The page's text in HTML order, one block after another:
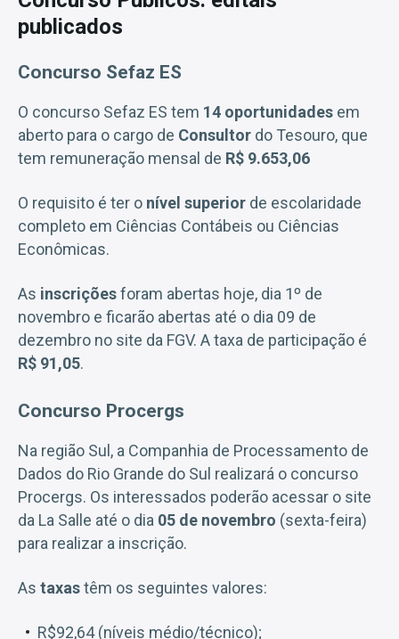
publicados
Concurso Sefaz ES
O concurso Sefaz ES tem 14 oportunidades em
aberto para o cargo de Consultor do Tesouro, que
tem remuneração mensal de R$ 9.653,06
O requisito é ter o nível superior de escolaridade
completo em Ciências Contábeis ou Ciências
Econômicas.
As inscriçõesforam abertas hoje, dia 1º de
novembro e ficarão abertas até o dia 09 de
dezembro no site da FGV. A taxa de participação é
R$ 91,05.
Concurso Procergs
Na região Sul, a Companhia de Processamento de
Dados do Rio Grande do Sul realizará o concurso
Procergs. Os interessados poderão acessar o site
da La Salle até o dia 05 de novembro (sexta-feira)
para realizar a inscrição.
As taxastêm os seguintes valores:
R$92,64 (níveis médio/técnico);